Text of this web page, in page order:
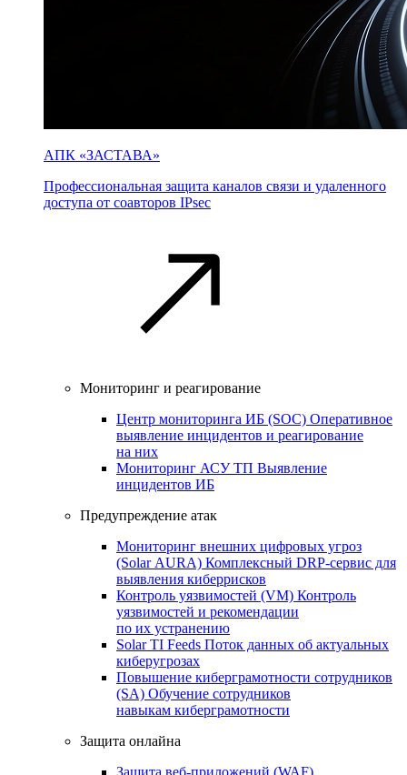
АПК «ЗАСТАВА»
Профессиональная защита каналов связи и удаленного
доступа от соавторов IPsec
Мониторинг и реагирование
Центр мониторинга ИБ (SOC) Оперативное
выявление инцидентов и реагирование
на них
Мониторинг АСУ ТП Выявление
инцидентов ИБ
Предупреждение атак
Мониторинг внешних цифровых угроз
(Solar AURA) Комплексный DRP-сервис для
выявления киберрисков
Контроль уязвимостей (VM) Контроль
уязвимостей и рекомендации
по их устранению
Solar TI Feeds Поток данных об актуальных
киберугрозах
Повышение киберграмотности сотрудников
(SA) Обучение сотрудников
навыкам киберграмотности
Защита онлайна
Защита веб-приложений (WAF)